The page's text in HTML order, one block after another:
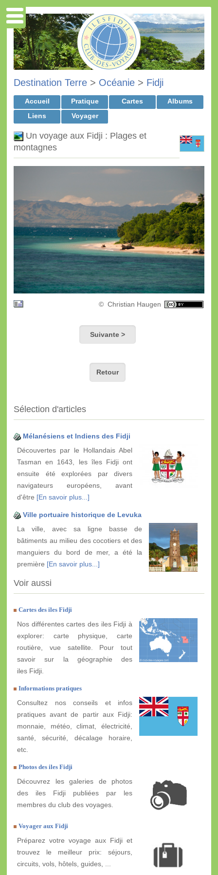
Destination Terre > Océanie > Fidji
Accueil Pratique Cartes
Albums
Liens
Voyager
Un voyage aux Fidji : Plages et
montagnes
© Christian Haugen
Suivante >
Retour
Sélection d'articles
Mélanésiens et Indiens des Fidji
Découvertes par le Hollandais Abel
Tasman en 1643, les îles Fidji ont
ensuite été explorées par divers
navigateurs européens, avant
d'être [En savoir plus...]
Ville portuaire historique de Levuka
La ville, avec sa ligne basse de
bâtiments au milieu des cocotiers et des
manguiers du bord de mer, a été la
première [En savoir plus...]
Voir aussi
Cartes des iles Fidji
Nos différentes cartes des iles Fidji à
explorer: carte physique, carte
routière, vue satellite. Pour tout
savoir sur la géographie des
iles Fidji.
Informations pratiques
Consultez nos conseils et infos
pratiques avant de partir aux Fidji:
monnaie, météo, climat, électricité,
santé, sécurité, décalage horaire,
etc.
Photos des iles Fidji
Découvrez les galeries de photos
des iles Fidji publiées par les
membres du club des voyages.
Voyager aux Fidji
Préparez votre voyage aux Fidji et
trouvez le meilleur prix: séjours,
circuits, vols, hôtels, guides, ...